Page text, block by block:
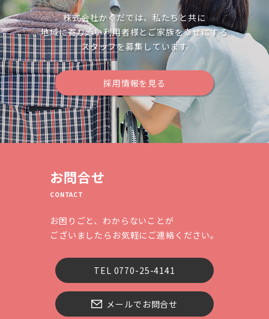
株式会社かくだでは、私たちと共に
地域に寄り添い利用者様とご家族を幸せにする
スタッフを募集しています
採用情報を見る
お問合せ
CONTACT
お困りごと、わからないことが
ございましたらお気軽にご連絡ください。
TEL 0770-25-4141
メールでお問合せ